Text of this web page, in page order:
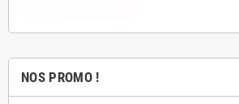
NOS PROMO !